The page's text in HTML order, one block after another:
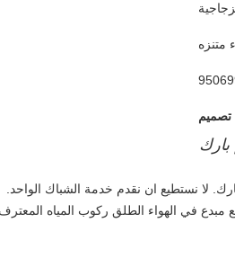
متنزه
تصميم
بارك
لا نستطيع ان نقدم خدمة الشباك الواحد.
مبدع في الهواء الطلق ركوب المياه المعترف